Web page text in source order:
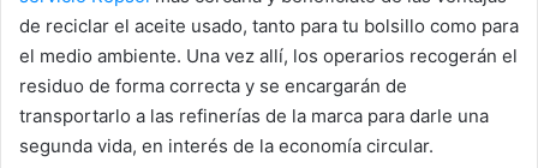
de reciclar el aceite usado, tanto para tu bolsillo como para
el medio ambiente. Una vez allí, los operarios recogerán el
residuo de forma correcta y se encargarán de
transportarlo a las refinerías de la marca para darle una
segunda vida, en interés de la economía circular.